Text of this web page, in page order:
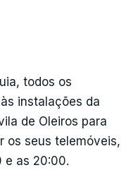
todos os
instalações da
de Oleiros para
os seus telemóveis,
e as 20:00.